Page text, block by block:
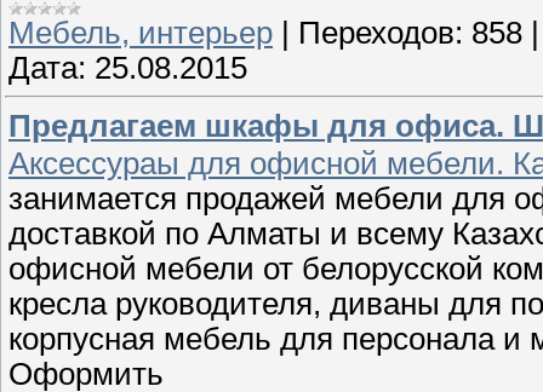
Мебель, интерьер
Переходов: 858
Дата: 25.08.2015
Предлагаем шкафы для офиса.
Аксессураы для офисной мебели.
занимается продажей мебели для
доставкой по Алматы и всему
офисной мебели от белорусской
кресла руководителя, диваны для
корпусная мебель для персонала и
Оформить